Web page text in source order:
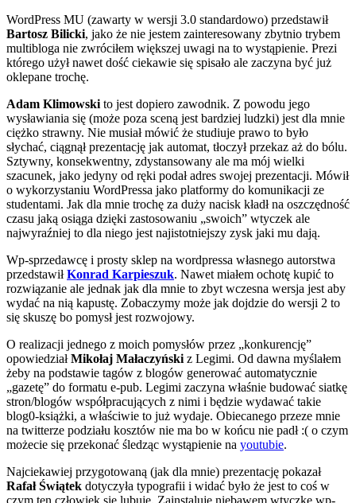
WordPress MU (zawarty w wersji 3.0 standardowo) przedstawił
Bartosz Bilicki, jako że nie jestem zainteresowany zbytnio trybem
multibloga nie zwróciłem większej uwagi na to wystąpienie. Prezi
którego użył nawet dość ciekawie się spisało ale zaczyna być już
oklepane trochę.
Adam Klimowski to jest dopiero zawodnik. Z powodu jego
wysławiania się (może poza sceną jest bardziej ludzki) jest dla mnie
ciężko strawny. Nie musiał mówić że studiuje prawo to było
słychać, ciągnął prezentację jak automat, tłoczył przekaz aż do bólu.
Sztywny, konsekwentny, zdystansowany ale ma mój wielki
szacunek, jako jedyny od ręki podał adres swojej prezentacji. Mówił
o wykorzystaniu WordPressa jako platformy do komunikacji ze
studentami. Jak dla mnie trochę za duży nacisk kładł na oszczędność
czasu jaką osiąga dzięki zastosowaniu „swoich” wtyczek ale
najwyraźniej to dla niego jest najistotniejszy zysk jaki mu dają.
Wp-sprzedawcę i prosty sklep na wordpressa własnego autorstwa
przedstawiłKonrad Karpieszuk. Nawet miałem ochotę kupić to
rozwiązanie ale jednak jak dla mnie to zbyt wczesna wersja jest aby
wydać na nią kapustę. Zobaczymy może jak dojdzie do wersji 2 to
się skuszę bo pomysł jest rozwojowy.
O realizacji jednego z moich pomysłów przez „konkurencję”
opowiedziałMikołaj Małaczyński z Legimi. Od dawna myślałem
żeby na podstawie tagów z blogów generować automatycznie
„gazetę” do formatu e-pub. Legimi zaczyna właśnie budować siatkę
stron/blogów współpracujących z nimi i będzie wydawać takie
blog0-książki, a właściwie to już wydaje. Obiecanego przeze mnie
na twitterze podziału kosztów nie ma bo w końcu nie padł :( o czym
możecie się przekonać śledząc wystąpienie na youtubie.
Najciekawiej przygotowaną (jak dla mnie) prezentację pokazał
Rafał Świątek dotyczyła typografii i widać było że jest to coś w
czym ten człowiek się lubuje. Zainstaluje niebawem wtyczkę wp-